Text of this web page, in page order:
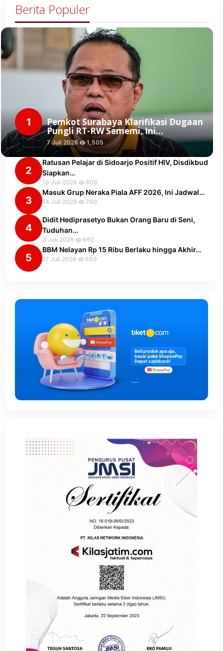
Berita Populer
1 Pemkot Surabaya Klarifikasi Dugaan
Pungli RT-RW Sememi, Ini…
7 Juli 2026 1,505
2
Ratusan Pelajar di Sidoarjo Positif HIV, Disdikbud
Siapkan…
19 Juli 2026 806
3
Masuk Grup Neraka Piala AFF 2026, Ini Jadwal…
14 Juli 2026 760
4
Didit Hediprasetyo Bukan Orang Baru di Seni,
Tuduhan…
8 Juli 2026 692
5
BBM Nelayan Rp 15 Ribu Berlaku hingga Akhir…
17 Juli 2026 659